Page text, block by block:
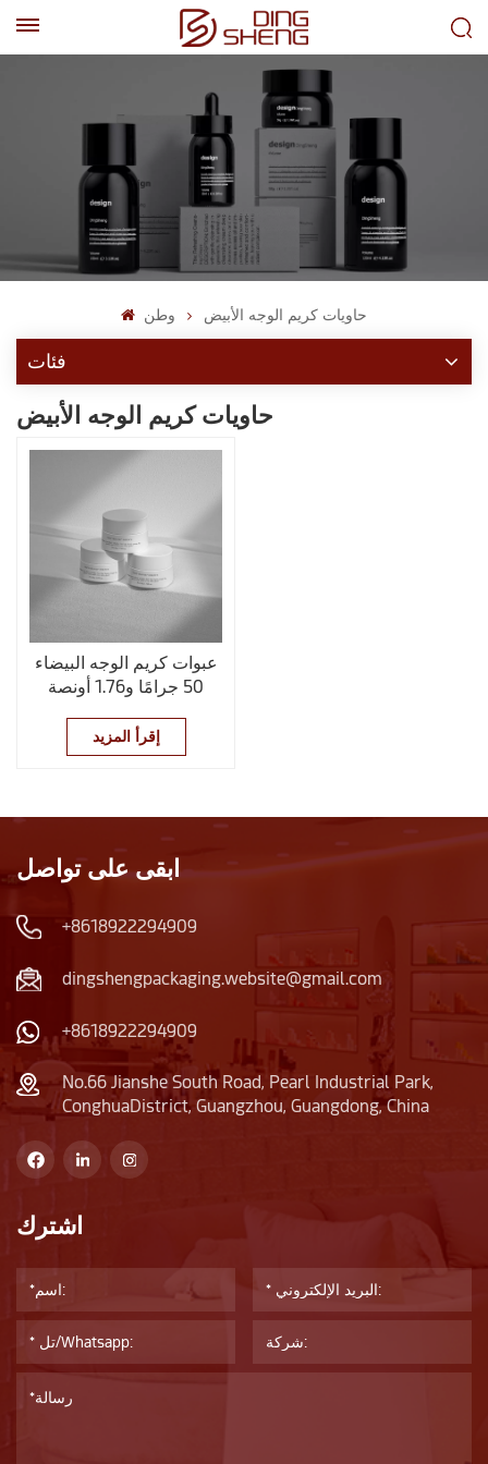
وطن حاويات كريم الوجه الأبيض
فئات
حاويات كريم الوجه الأبيض
عبوات كريم الوجه البيضاء
50 جرامًا و1.76 أونصة
إقرأ المزيد
ابقى على تواصل
+8618922294909
dingshengpackaging.website@gmail.com
+8618922294909
No.66 Jianshe South Road, Pearl Industrial Park,
ConghuaDistrict, Guangzhou, Guangdong, China
اشترك